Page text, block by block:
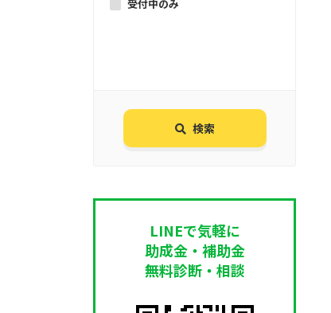
受付中のみ
検索
LINEで気軽に
助成金・補助金
無料診断・相談